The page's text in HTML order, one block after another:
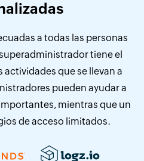
a todas las personas
tiene el
que se llevan a
pueden ayudar a
mientras que un
de acceso limitados.